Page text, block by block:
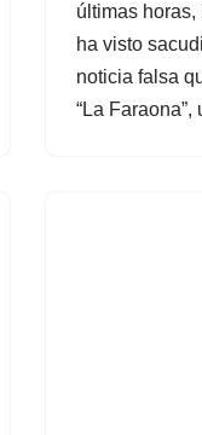
últimas
ha visto
noticia falsa
“La